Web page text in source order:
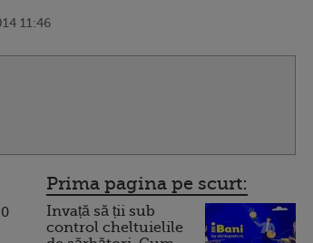
11:46
Prima pagina pe scurt:
Invață să ții sub
control cheltuielile